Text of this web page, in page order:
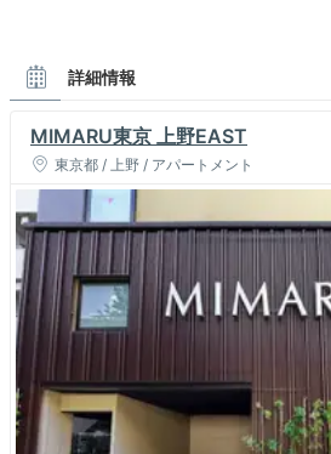
詳細情報
MIMARU東京 上野EAST
東京都 / 上野 / アパートメント